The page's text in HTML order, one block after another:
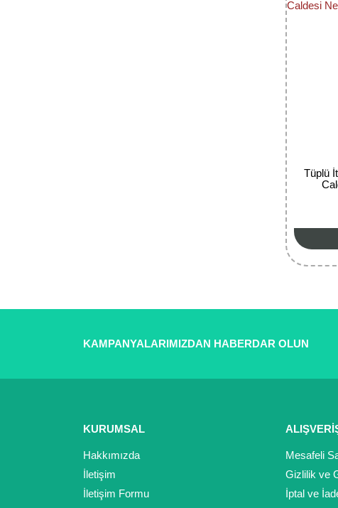
Tüplü
KAMPANYALARIMIZDAN HABERDAR OLUN
KURUMSAL
Hakkımızda
İletişim
İletişim Formu
Mesafeli
Gizlilik ve
İptal ve